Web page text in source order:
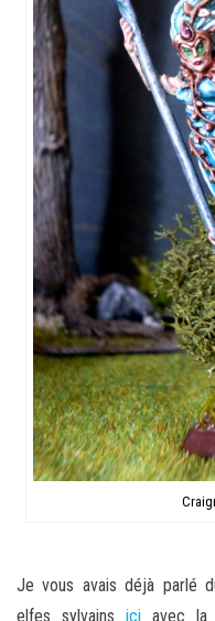
Je vous avais déjà parlé
elfes sylvains ici avec la